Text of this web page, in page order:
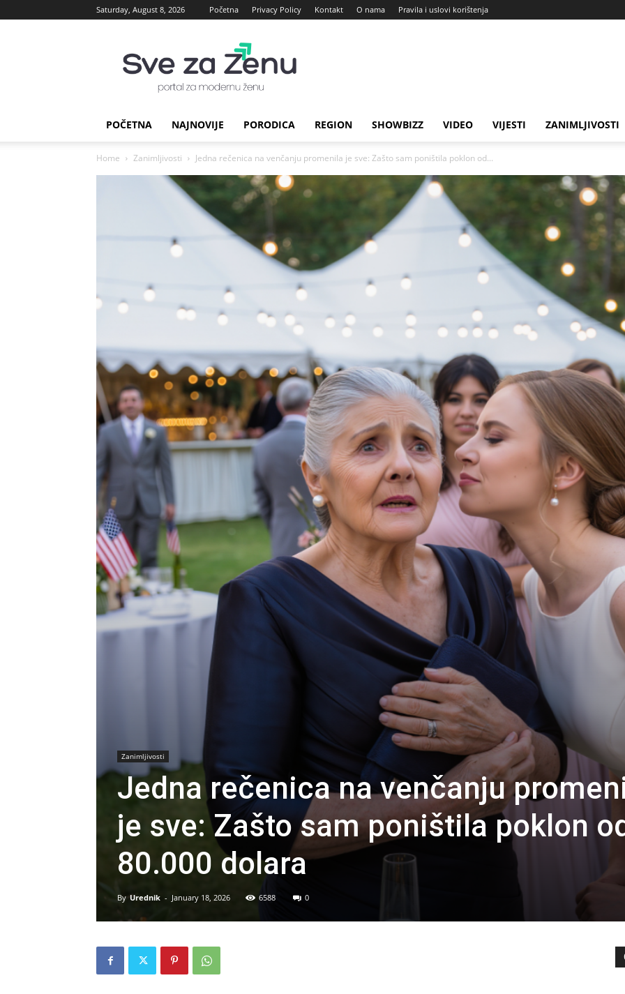
Saturday, August 8, 2026 Početna Privacy Policy Kontakt O nama Pravila i uslovi korištenja
za
Zenu
POČETNA NAJNOVIJE PORODICA REGION SHOWBIZZ VIDEO VIJESTI ZANIMLJIVOSTI
Home Zanimljivosti Jedna rečenica na venčanju promenila je sve: Zašto sam poništila poklon od...
Zanimljivosti
Jedna rečenica na venčanju
je sve: Zašto sam poništila poklon
80.000 dolara
By Urednik - January 18, 2026 6588 0